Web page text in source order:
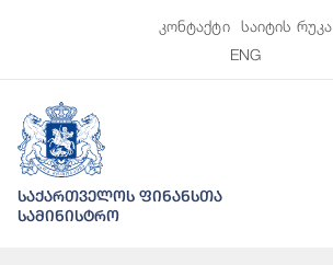
კონტაქტი
საიტის რუკა
ENG
საქართველოს ფინანსთა
სამინისტრო